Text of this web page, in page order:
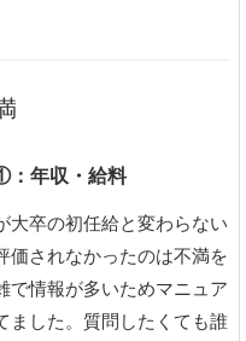
：年収・給料
大卒の初任給と変わらない
価されなかったのは不満を
で情報が多いためマニュア
ました。質問したくても誰